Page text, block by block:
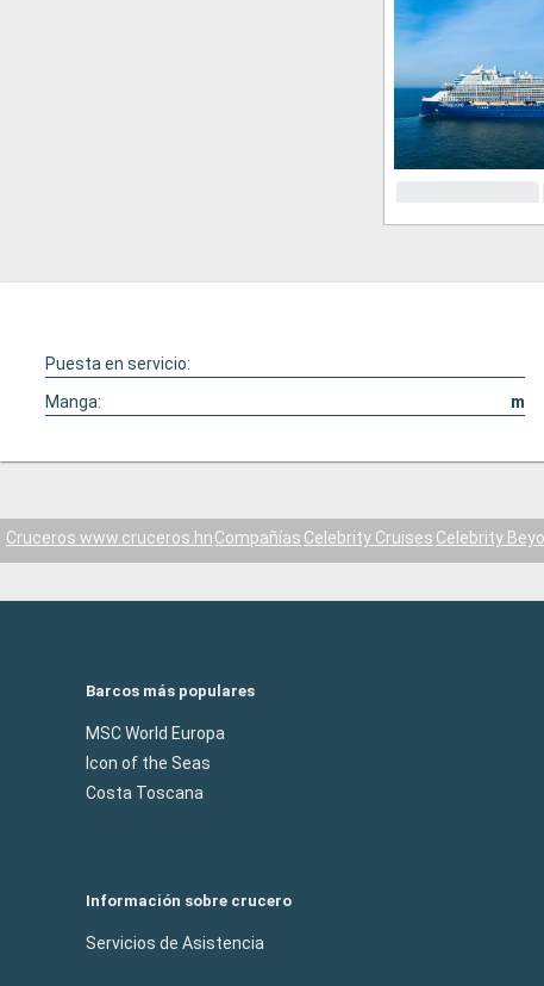
Puesta en servicio:
Manga:
m
Cruceros www.cruceros.hnCompañías Celebrity Cruises Celebrity
Barcos más populares
MSC World Europa
Icon of the Seas
Costa Toscana
Información sobre crucero
Servicios de Asistencia